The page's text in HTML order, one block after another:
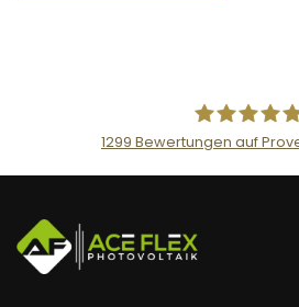
AceFlex
1299 Bewertungen auf